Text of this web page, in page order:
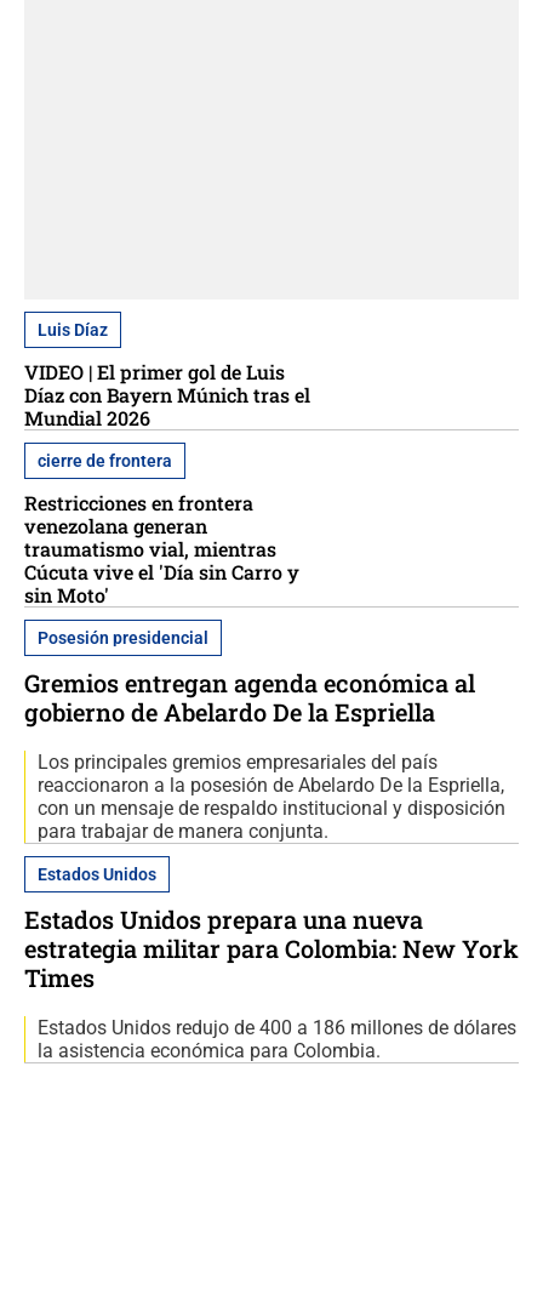
Luis Díaz
VIDEO | El primer gol de Luis
Díaz con Bayern Múnich tras el
Mundial 2026
cierre de frontera
Restricciones en frontera
venezolana generan
traumatismo vial, mientras
Cúcuta vive el 'Día sin Carro y
sin Moto'
Posesión presidencial
Gremios entregan agenda económica al
gobierno de Abelardo De la Espriella
Los principales gremios empresariales del país
reaccionaron a la posesión de Abelardo De la Espriella,
con un mensaje de respaldo institucional y disposición
para trabajar de manera conjunta.
Estados Unidos
Estados Unidos prepara una nueva
estrategia militar para Colombia: New York
Times
Estados Unidos redujo de 400 a 186 millones de dólares
la asistencia económica para Colombia.